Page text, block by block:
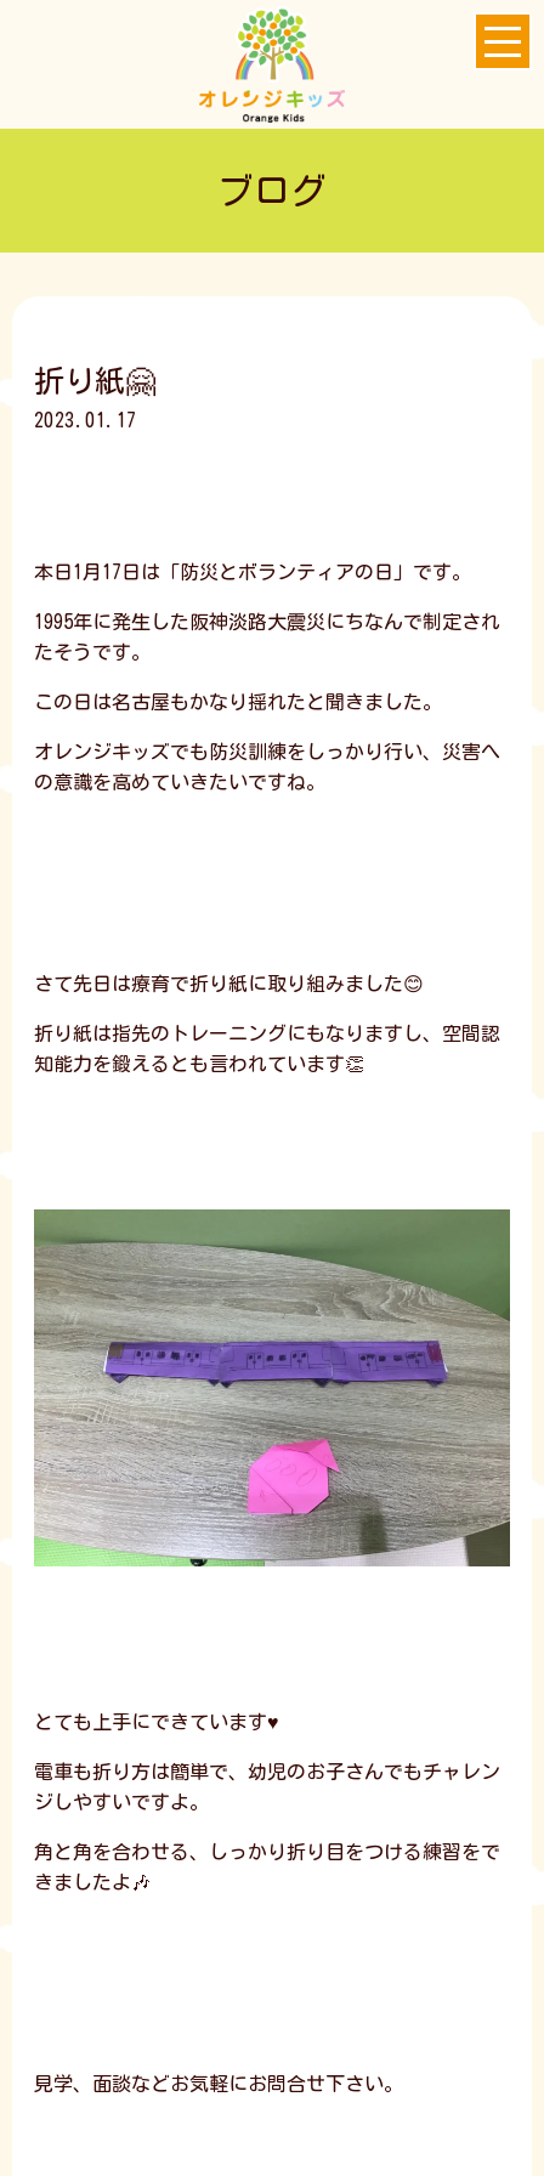
ブログ
折り紙🤗
2023.01.17
本日1月17日は「防災とボランティアの日」です。
1995年に発生した阪神淡路大震災にちなんで制定され
たそうです。
この日は名古屋もかなり揺れたと聞きました。
オレンジキッズでも防災訓練をしっかり行い、災害へ
の意識を高めていきたいですね。
さて先日は療育で折り紙に取り組みました😊
折り紙は指先のトレーニングにもなりますし、空間認
知能力を鍛えるとも言われています👏
とても上手にできています♥️
電車も折り方は簡単で、幼児のお子さんでもチャレン
ジしやすいですよ。
角と角を合わせる、しっかり折り目をつける練習をで
きましたよ🎶
見学、面談などお気軽にお問合せ下さい。